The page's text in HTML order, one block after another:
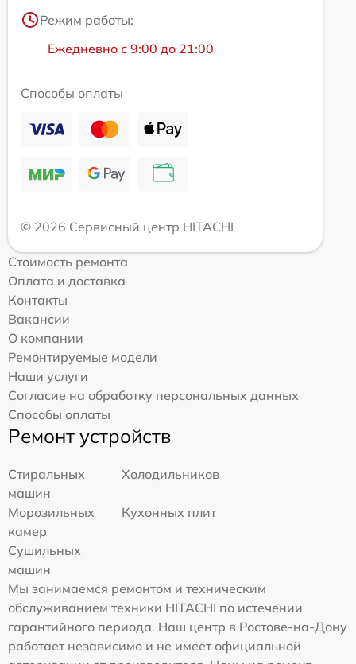
Режим работы:
Ежедневно с 9:00 до 21:00
Способы оплаты
© 2026 Сервисный центр HITACHI
Стоимость ремонта
Оплата и доставка
Контакты
Вакансии
О компании
Ремонтируемые модели
Наши услуги
Согласие на обработку персональных данных
Способы оплаты
Ремонт устройств
Стиральных
машин
Холодильников
Морозильных
камер
Кухонных плит
Сушильных
машин
Мы занимаемся ремонтом и техническим
обслуживанием техники HITACHI по истечении
гарантийного периода. Наш центр в Ростове-на-Дону
работает независимо и не имеет официальной